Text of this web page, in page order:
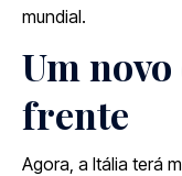
mundial.
Um
frente
Agora, a Itália terá